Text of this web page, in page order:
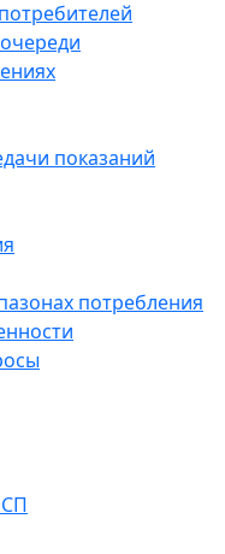
показаний
потребления